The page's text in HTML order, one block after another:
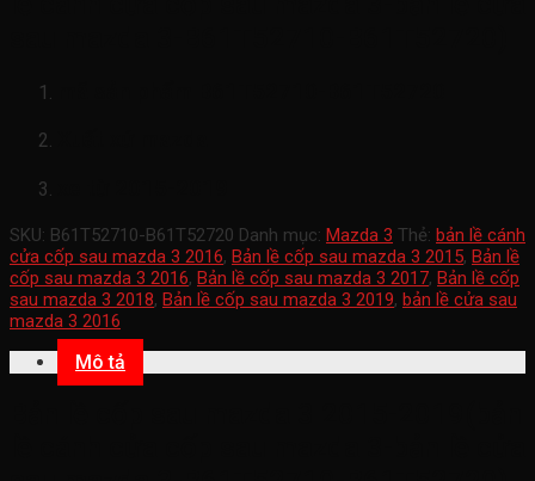
SKU: B61T52710-B61T52720 Danh mục: Mazda 3 Thẻ: bản lề cánh
cửa cốp sau mazda 3 2016, Bản lề cốp sau mazda 3 2015, Bản lề
cốp sau mazda 3 2016, Bản lề cốp sau mazda 3 2017, Bản lề cốp
sau mazda 3 2018, Bản lề cốp sau mazda 3 2019, bản lề cửa sau
mazda 3 2016
Mô tả